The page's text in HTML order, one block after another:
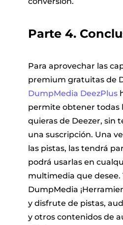
Parte 4.
Para aprovechar las
premium gratuitas de
DumpMedia DeezPlus
permite obtener todas
quieras de Deezer, sin
una suscripción. Una
las pistas, las tendrá
podrá usarlas en
multimedia que desee.
DumpMedia
y disfrute de pistas,
y otros contenidos de